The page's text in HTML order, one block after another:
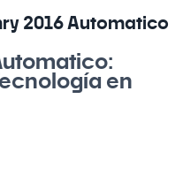
2016 Automatico
en
confiabilidad y